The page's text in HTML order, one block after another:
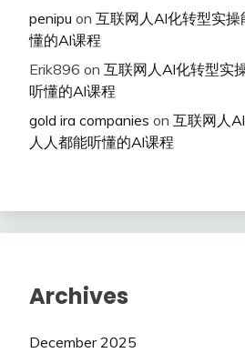
penipu on 互联网人Al化转型实
懂的Al课程
Erik896 on 互联网人Al化转型实
听懂的Al课程
gold ira companies on 互联网人
人人都能听懂的Al课程
Archives
December 2025